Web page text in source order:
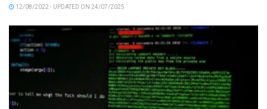
12/08/2022 - UPDATED ON 24/07/2025